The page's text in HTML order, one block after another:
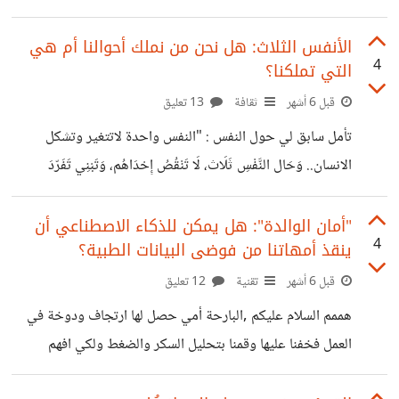
وَالشِّرِّيرُ يَرَى خَوْفًا، وَالطَّيِّبُ يَرَى رُوحًا جَمِيلَةً." لاحظت خوفا
شديد من في كل انحاء العالم من خطورة الذكاء اصطناعي وانه
سياخذ مكان الانسان وان يصبح شريرا... ولكن الذكاء اصطناعي
اساسا ليس انسان ولايملك ارادة وروح التي تميزنا عنه وهذا
شيء لايمكن ابدا للعلم تقليده لانه من عند الله ... فالذكاء
اصطناعي يقوم بتنفيذ طلب المتعامل او المبرمج .. فالآلة لا
4
الأنفس الثلاث: هل نحن من نملك أحوالنا أم هي
التي تملكنا؟
قبل 6 أشهر ثقافة
تأمل سابق لي حول النفس : "النفس واحدة لاتتغير وتشكل
الانسان.. وَحَال النَّفْسِ ثَلَاث، لَا تَنْقُصُ إِحْدَاهُم، وَتَبْنِي تَفَرّدَ
الْإِنْسَانِ، والتميز بتوازنهم.. وَصِفَات النّفسِ عدة، تَظْهَرُ بَاطِنَ
الْإِنْسَانِ.. فَمَنْ مَلَكَهُ حَالٌ خَسِرَ نَفْسَهُ، وَمَنْ ظَهَرَ بِـصِفَةٍ فَاسِدةٍ
خَسِرَ خلقه." غالباً ما نعيش صراعاً بين نفس تأمرنا بالاندفاع،
ونفس تلومنا على التقصير، ونفس تطمح أن نستقر ونطمئن.
تساؤلي هو: هل تشعرون بهذا الصراع في حياتكم اليومية
(المهنية أو الشخصية)؟ أي "حال" من الثلاثة يسيطر عليكم أكثر؟
4
"أمان الوالدة": هل يمكن للذكاء الاصطناعي أن
ينقذ أمهاتنا من فوضى البيانات الطبية؟
قبل 6 أشهر تقنية
هممم السلام عليكم ,البارحة أمي حصل لها ارتجاف ودوخة في
العمل فخفنا عليها وقمنا بتحليل السكر والضغط ولكي افهم
السبب سألت الذكاء الاصطناعي وهو كان يطلب مني كل مرة